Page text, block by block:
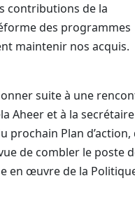
contributions de la
des programmes
maintenir nos acquis.
suite à une
Aheer et à la secrétaire
prochain Plan d’action,
de combler le poste
en œuvre de la